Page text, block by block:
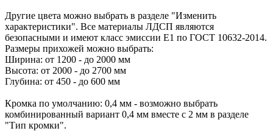
Другие цвета можно выбрать в разделе "Изменить
характеристики". Все материалы ЛДСП являются
безопасными и имеют класс эмиссии Е1 по ГОСТ 10632-2014.
Размеры прихожей можно выбрать:
Ширина: от 1200 - до 2000 мм
Высота: от 2000 - до 2700 мм
Глубина: от 450 - до 600 мм
Кромка по умолчанию: 0,4 мм - возможно выбрать
комбинированный вариант 0,4 мм вместе с 2 мм в разделе
"Тип кромки".